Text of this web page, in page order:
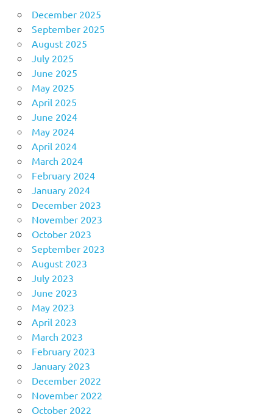
December 2025
September 2025
August 2025
July 2025
June 2025
May 2025
April 2025
June 2024
May 2024
April 2024
March 2024
February 2024
January 2024
December 2023
November 2023
October 2023
September 2023
August 2023
July 2023
June 2023
May 2023
April 2023
March 2023
February 2023
January 2023
December 2022
November 2022
October 2022